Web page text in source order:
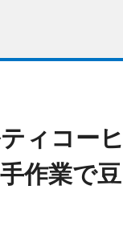
ィコー
作業で